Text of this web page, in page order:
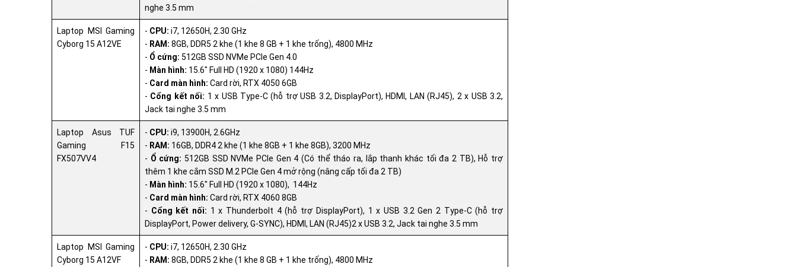
nghe 3.5 mm
Laptop MSI Gaming
Cyborg 15 A12VE
- CPU: i7, 12650H, 2.30 GHz
- RAM: 8GB, DDR5 2 khe (1 khe 8 GB + 1 khe trống), 4800 MHz
- Ổ cứng: 512GB SSD NVMe PCIe Gen 4.0
- Màn hình: 15.6" Full HD (1920 x 1080) 144Hz
- Card màn hình: Card rời, RTX 4050 6GB
- Cổng kết nối: 1 x USB Type-C (hỗ trợ USB 3.2, DisplayPort), HDMI, LAN (RJ45), 2 x USB 3.2,
Jack tai nghe 3.5 mm
Laptop Asus TUF
Gaming F15
FX507VV4
- CPU: i9, 13900H, 2.6GHz
- RAM: 16GB, DDR4 2 khe (1 khe 8GB + 1 khe 8GB), 3200 MHz
- Ổ cứng: 512GB SSD NVMe PCIe Gen 4 (Có thể tháo ra, lắp thanh khác tối đa 2 TB), Hỗ trợ
thêm 1 khe cắm SSD M.2 PCIe Gen 4 mở rộng (nâng cấp tối đa 2 TB)
- Màn hình: 15.6" Full HD (1920 x 1080), 144Hz
- Card màn hình: Card rời, RTX 4060 8GB
- Cổng kết nối: 1 x Thunderbolt 4 (hỗ trợ DisplayPort), 1 x USB 3.2 Gen 2 Type-C (hỗ trợ
DisplayPort, Power delivery, G-SYNC), HDMI, LAN (RJ45)2 x USB 3.2, Jack tai nghe 3.5 mm
Laptop MSI Gaming
Cyborg 15 A12VF
- CPU: i7, 12650H, 2.30 GHz
- RAM: 8GB, DDR5 2 khe (1 khe 8 GB + 1 khe trống), 4800 MHz